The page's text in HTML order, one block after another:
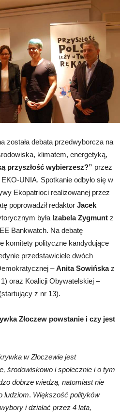
została debata przedwyborcza na
klimatem, energetyką,
przyszłość wybierzesz?” przez
UNIA. Spotkanie odbyło się w
Ekopatrioci realizowanej przez
poprowadził redaktor Jacek
była Izabela Zygmunt z
Bankwatch. Na debatę
komitety polityczne kandydujące
przedstawiciele dwóch
–Anita Sowińskaz
oraz Koalicji Obywatelskiej –
z nr 13).
Złoczew powstanie i czy jest
w Złoczewie jest
środowiskowo i społecznie i o tym
dobrze wiedzą, natomiast nie
ludziom. Większość polityków
i działać przez 4 lata,